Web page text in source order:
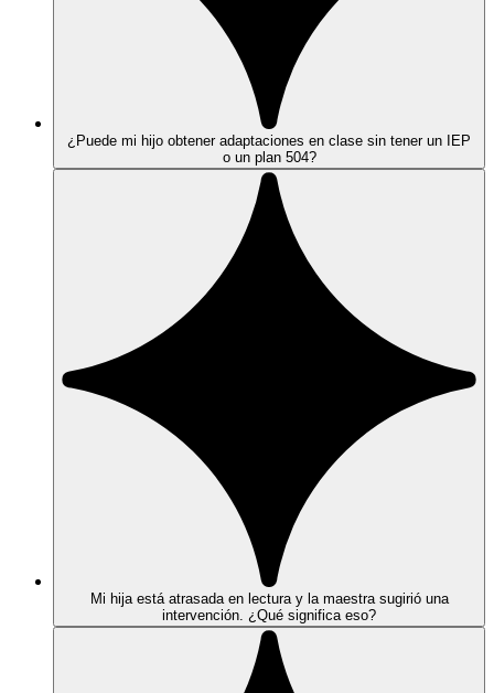
¿Puede mi hijo obtener adaptaciones en clase sin tener un IEP
o un plan 504?
Mi hija está atrasada en lectura y la maestra sugirió una
intervención. ¿Qué significa eso?